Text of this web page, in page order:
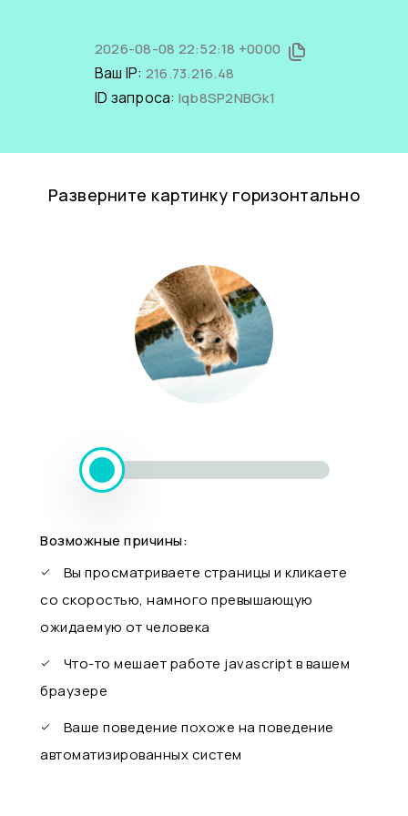
2026-08-08 22:52:18 +0000
Ваш IP: 216.73.216.48
ID запроса: Iqb8SP2NBGk1
Разверните картинку горизонтально
Возможные причины:
Вы просматриваете страницы и кликаете
со скоростью, намного превышающую
ожидаемую от человека
Что-то мешает работе javascript в вашем
браузере
Ваше поведение похоже на поведение
автоматизированных систем